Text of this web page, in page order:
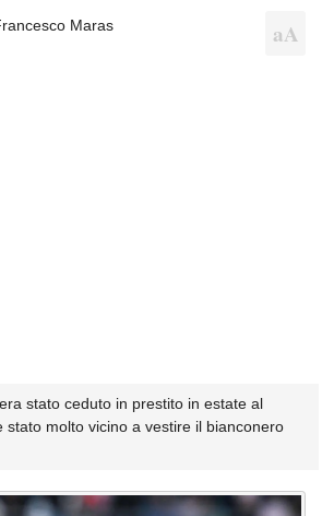
Maras
stato ceduto in prestito in estate al
stato molto vicino a vestire il bianconero